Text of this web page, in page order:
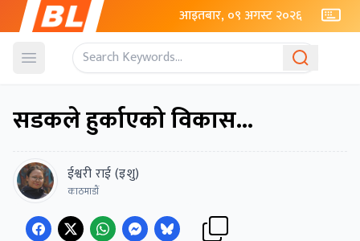
आइतबार, ०९ अगस्ट २०२६
Open menu
सडकले हुर्काएको विकास...
ईश्वरी राई (इशु)
काठमाडाैं